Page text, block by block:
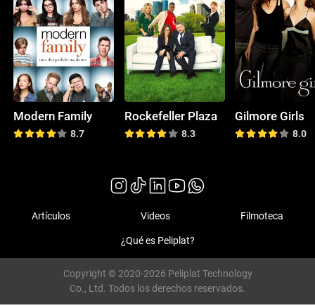
Modern Family
8.7
Rockefeller Plaza
8.3
Gilmore Girls
8.0
Artículos Videos Filmoteca
¿Qué es Peliplat?
Copyright © 2020-2026 Peliplat Technology
Co., Ltd. Todos los derechos reservados.